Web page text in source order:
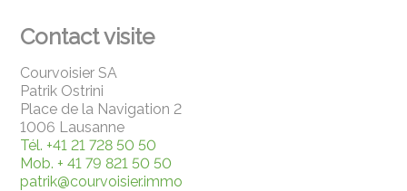
Contact visite
Courvoisier SA
Patrik Ostrini
Place de la Navigation 2
1006 Lausanne
Tél. +41 21 728 50 50
Mob. + 41 79 821 50 50
patrik@courvoisier.immo